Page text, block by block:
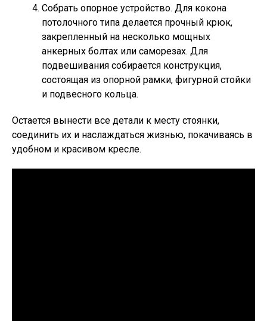
Собрать опорное устройство. Для кокона
потолочного типа делается прочный крюк,
закрепленный на несколько мощных
анкерных болтах или саморезах. Для
подвешивания собирается конструкция,
состоящая из опорной рамки, фигурной стойки
и подвесного кольца.
Остается вынести все детали к месту стоянки,
соединить их и наслаждаться жизнью, покачиваясь в
удобном и красивом кресле.